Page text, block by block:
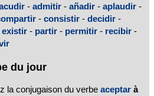
- admitir - añadir - aplaudir -
- consistir - decidir -
existir - partir - permitir - recibir -
du jour
la conjugaison du verbe aceptar à